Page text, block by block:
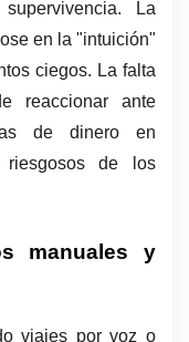
en la "intuición"
ciegos. La falta
reaccionar ante
de dinero en
riesgosos de los
manuales y
viajes por voz o